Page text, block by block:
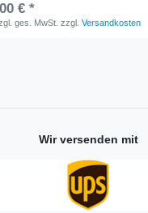
€ *
ges. MwSt. zzgl.Versandkosten
Wir versenden mit